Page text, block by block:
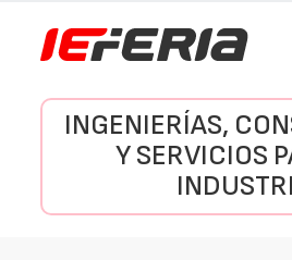
INGENIERÍAS,
Y SERVICIOS